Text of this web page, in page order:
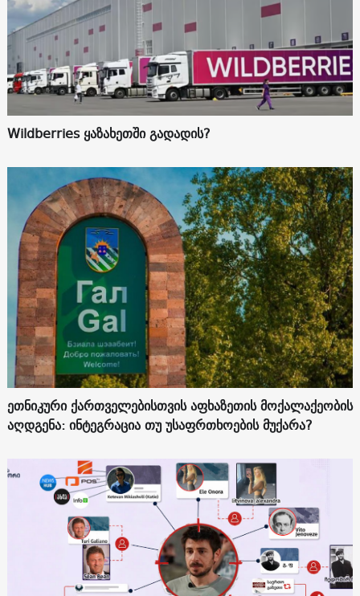
Wildberries ყაზახეთში გადადის?
ეთნიკური ქართველებისთვის აფხაზეთის მოქალაქეობის
აღდგენა: ინტეგრაცია თუ უსაფრთხოების მუქარა?